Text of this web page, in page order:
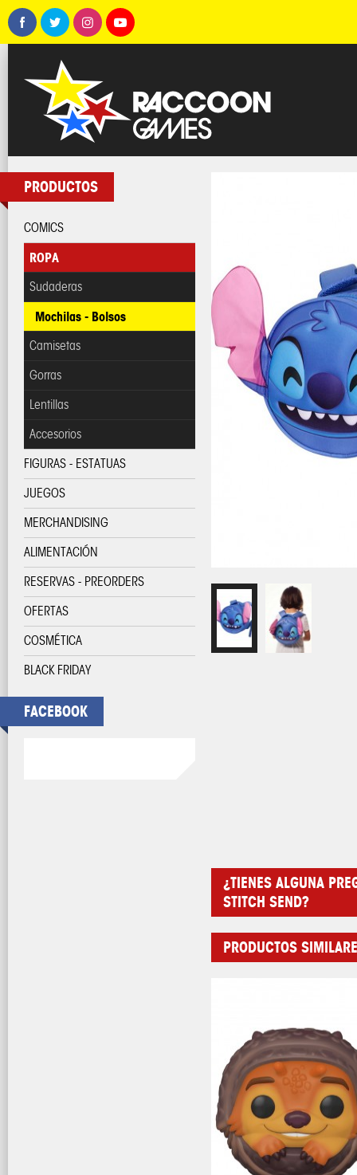
PRODUCTOS
COMICS
ROPA
Sudaderas
Mochilas - Bolsos
Camisetas
Gorras
Lentillas
Accesorios
FIGURAS - ESTATUAS
JUEGOS
MERCHANDISING
ALIMENTACIÓN
RESERVAS - PREORDERS
OFERTAS
COSMÉTICA
BLACK FRIDAY
FACEBOOK
¿TIENES ALGUNA
STITCH SEND?
PRODUCTOS